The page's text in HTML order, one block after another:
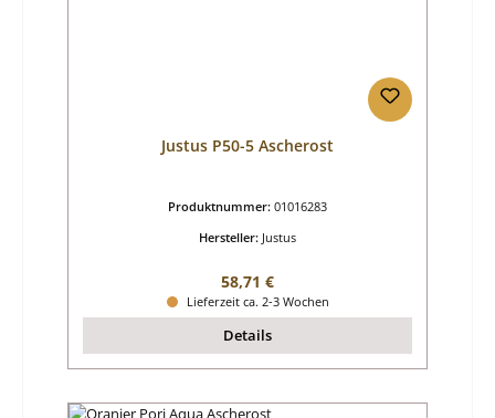
Justus P50-5 Ascherost
Produktnummer: 01016283
Hersteller: Justus
Regulärer Preis:
58,71 €
Lieferzeit ca. 2-3 Wochen
Details